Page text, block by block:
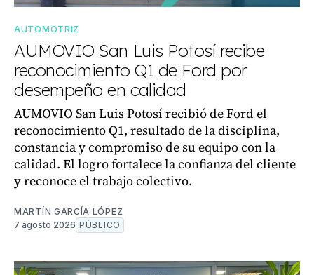
AUTOMOTRIZ
AUMOVIO San Luis Potosí recibe
reconocimiento Q1 de Ford por
desempeño en calidad
AUMOVIO San Luis Potosí recibió de Ford el
reconocimiento Q1, resultado de la disciplina,
constancia y compromiso de su equipo con la
calidad. El logro fortalece la confianza del cliente
y reconoce el trabajo colectivo.
MARTÍN GARCÍA LÓPEZ
7 agosto 2026 PÚBLICO